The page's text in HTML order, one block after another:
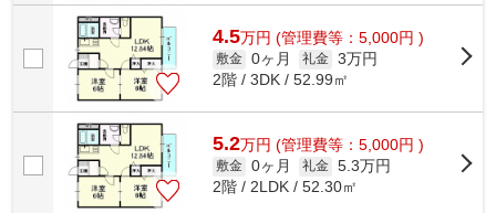
4.5万円 (管理費等：5,000円 )
敷金 0ヶ月 礼金 3万円
2階 / 3DK / 52.99㎡
5.2万円 (管理費等：5,000円 )
敷金 0ヶ月 礼金 5.3万円
2階 / 2LDK / 52.30㎡